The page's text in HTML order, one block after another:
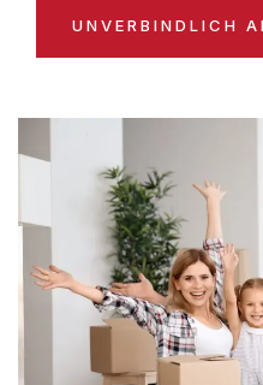
UNVERBINDLICH